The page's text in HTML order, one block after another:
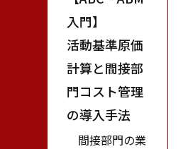
入門】
活動基準原価
計算と間接部
門コスト管理
の導入手法
間接部門の業